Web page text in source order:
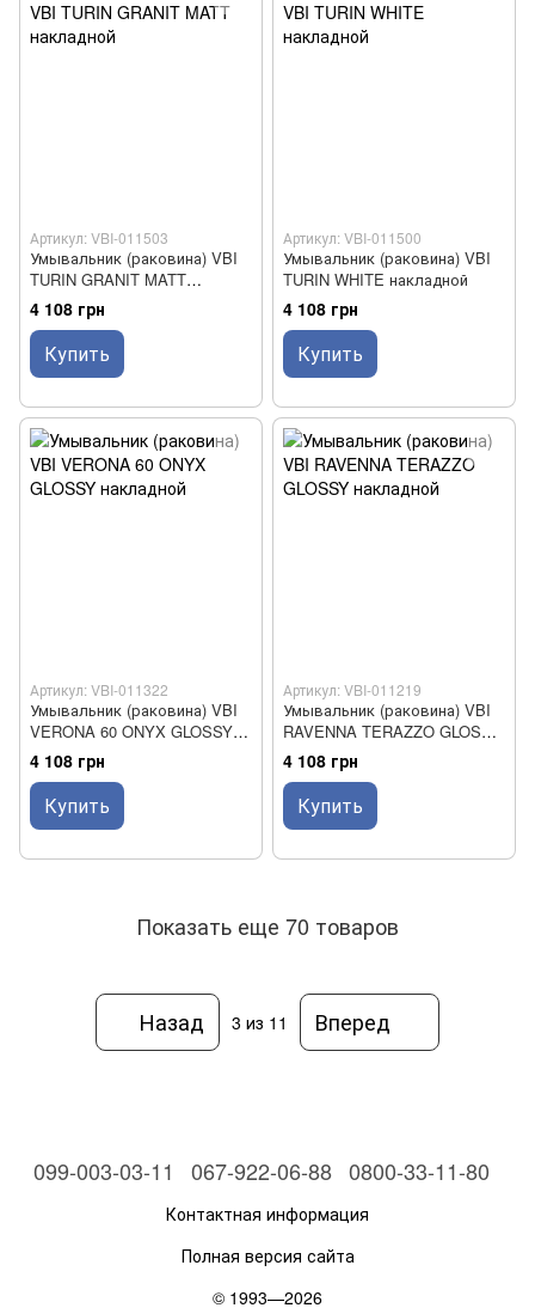
Артикул: VBI-011503
Умывальник (раковина) VBI
TURIN GRANIT MATT
накладной
4 108 грн
Купить
Артикул: VBI-011500
Умывальник (раковина) VBI
TURIN WHITE накладной
4 108 грн
Купить
Артикул: VBI-011322
Умывальник (раковина) VBI
VERONA 60 ONYX GLOSSY
накладной
4 108 грн
Купить
Артикул: VBI-011219
Умывальник (раковина) VBI
RAVENNA TERAZZO GLOSSY
накладной
4 108 грн
Купить
Показать еще 70 товаров
Назад 3 из 11 Вперед
099-003-03-11 067-922-06-88 0800-33-11-80
Контактная информация
Полная версия сайта
© 1993—2026